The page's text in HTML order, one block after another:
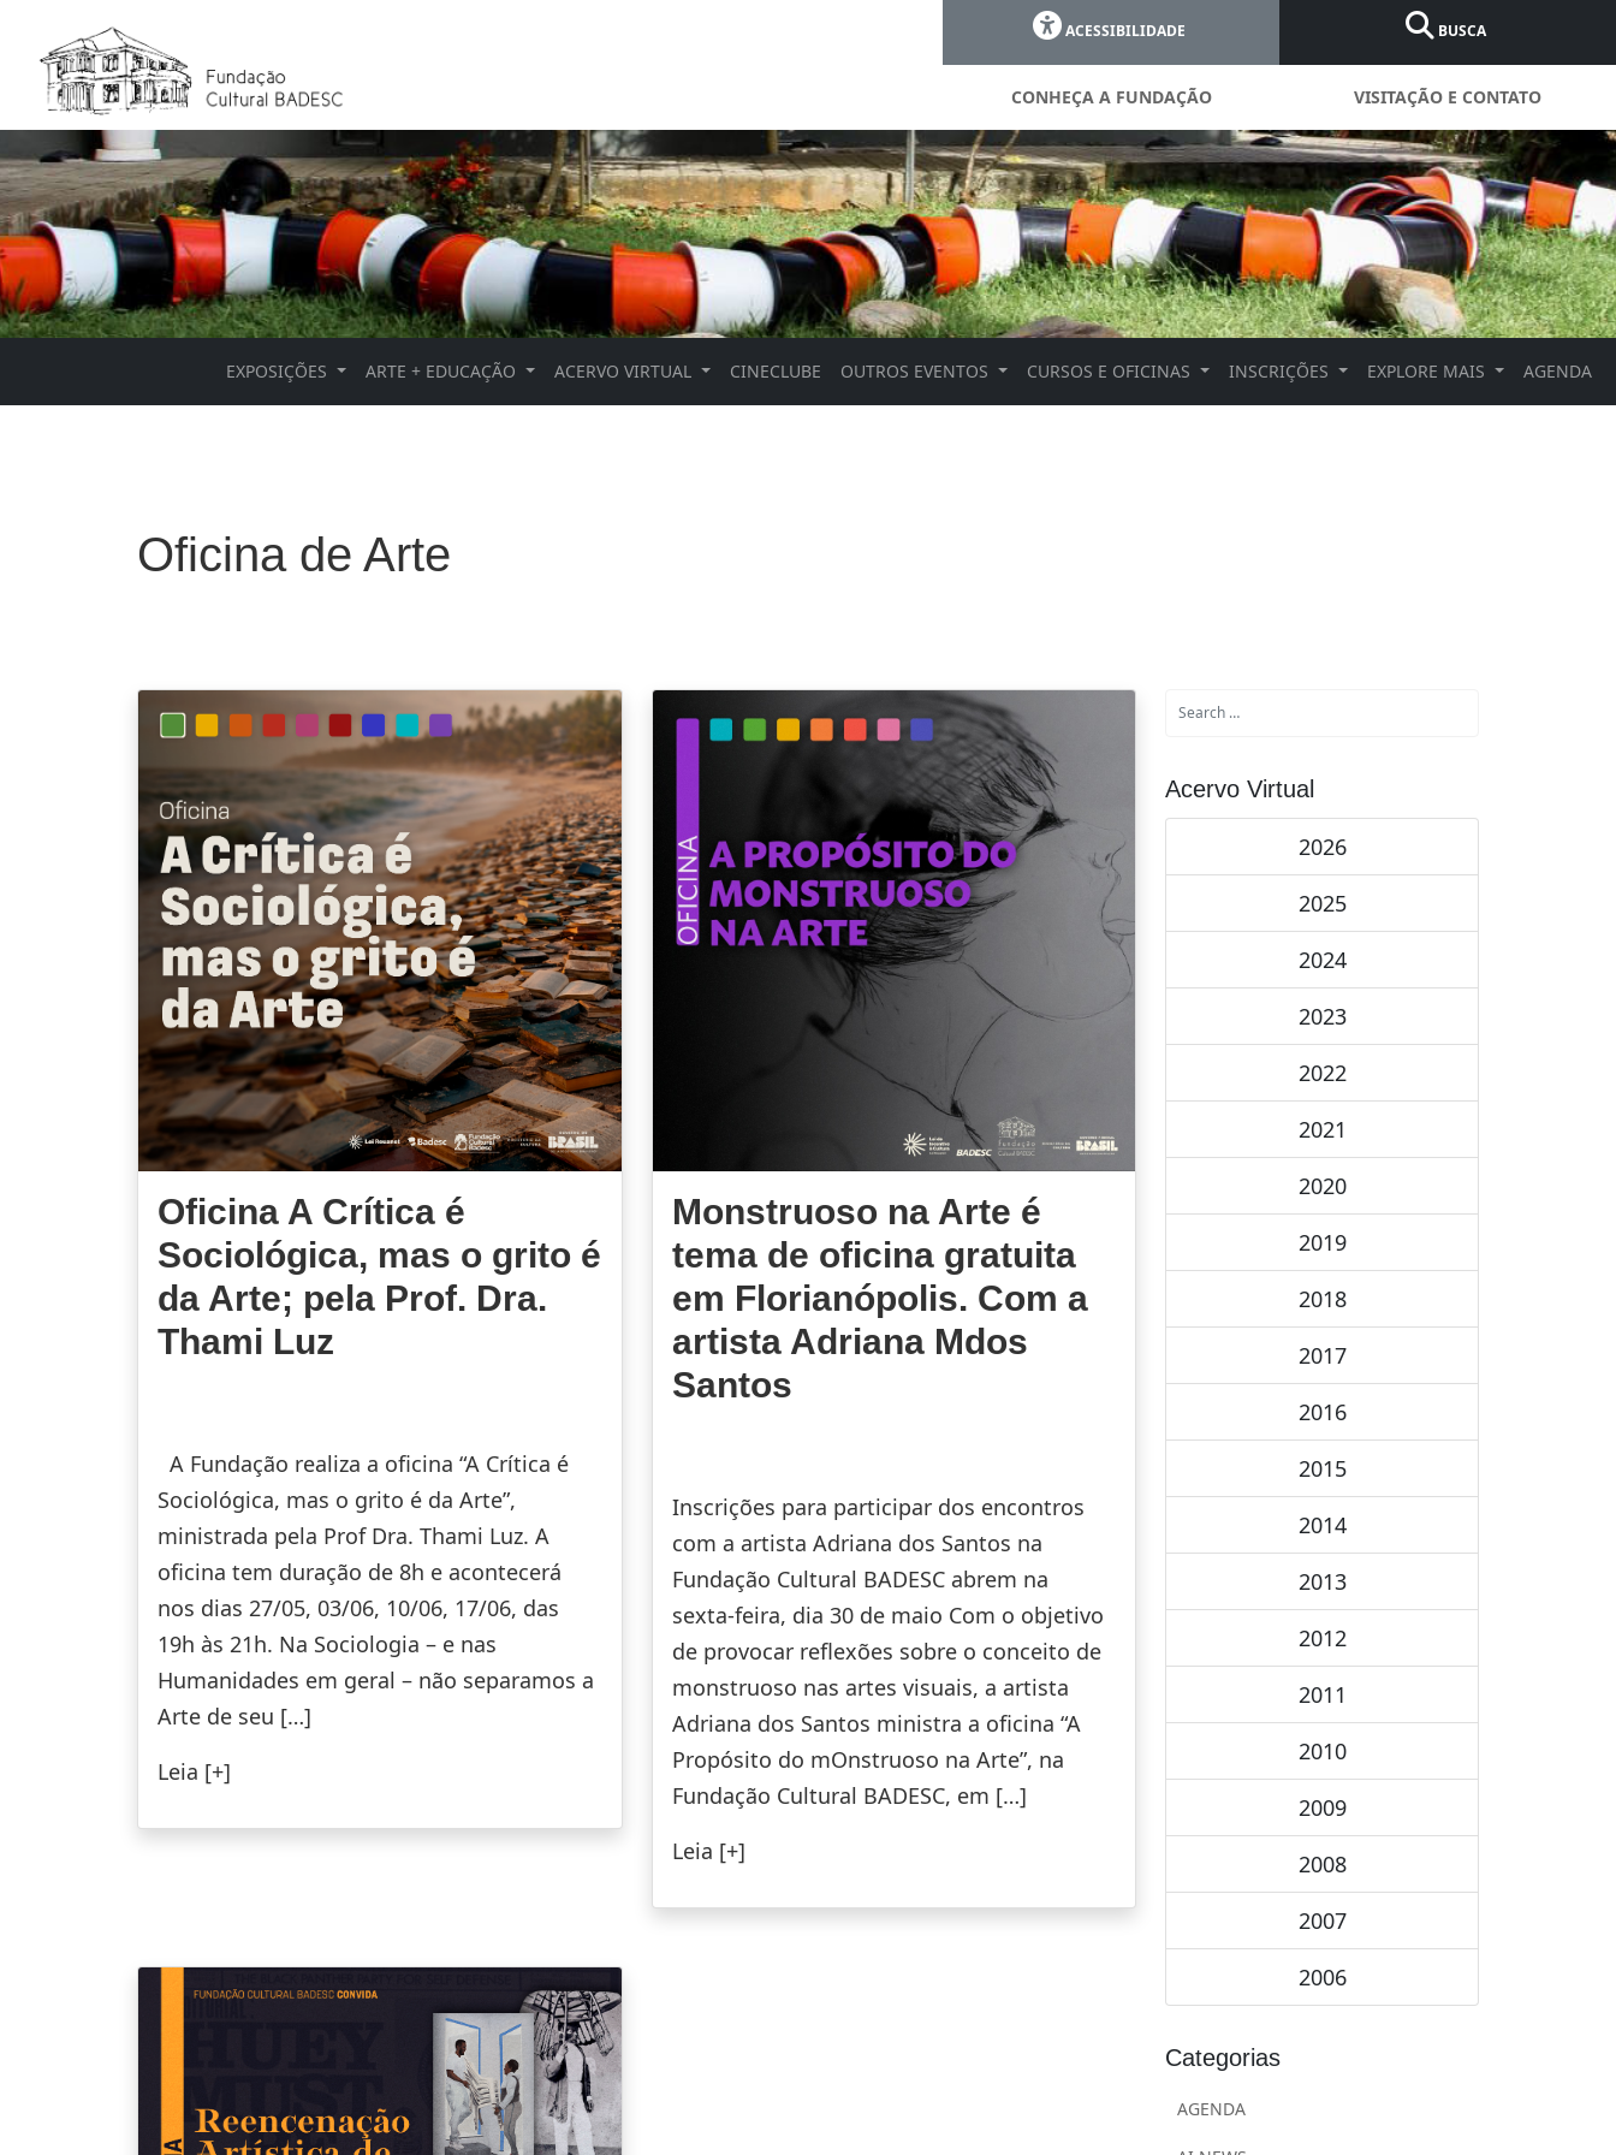
ACESSIBILIDADE BUSCA
CONHEÇA A FUNDAÇÃO VISITAÇÃO E CONTATO
EXPOSIÇÕES ARTE + EDUCAÇÃO ACERVO VIRTUAL CINECLUBE OUTROS EVENTOS CURSOS E OFICINAS INSCRIÇÕES EXPLORE MAIS AGENDA
Oficina de Arte
Oficina A Crítica é
Sociológica, mas o grito é
da Arte; pela Prof. Dra.
Thami Luz
A Fundação realiza a oficina “A Crítica é
Sociológica, mas o grito é da Arte”,
ministrada pela Prof Dra. Thami Luz. A
oficina tem duração de 8h e acontecerá
nos dias 27/05, 03/06, 10/06, 17/06, das
19h às 21h. Na Sociologia – e nas
Humanidades em geral – não separamos a
Arte de seu […]
Leia [+]
Monstruoso na Arte é
tema de oficina gratuita
em Florianópolis. Com a
artista Adriana Mdos
Santos
Inscrições para participar dos encontros
com a artista Adriana dos Santos na
Fundação Cultural BADESC abrem na
sexta-feira, dia 30 de maio Com o objetivo
de provocar reflexões sobre o conceito de
monstruoso nas artes visuais, a artista
Adriana dos Santos ministra a oficina “A
Propósito do mOnstruoso na Arte”, na
Fundação Cultural BADESC, em […]
Leia [+]
Acervo Virtual
2026
2025
2024
2023
2022
2021
2020
2019
2018
2017
2016
2015
2014
2013
2012
2011
2010
2009
2008
2007
2006
Categorias
AGENDA